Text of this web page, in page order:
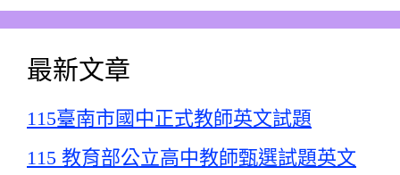
最新文章
115臺南市國中正式教師英文試題
115 教育部公立高中教師甄選試題英文